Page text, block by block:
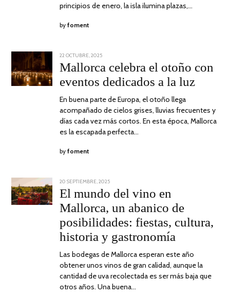
principios de enero, la isla ilumina plazas,…
byfoment
POSTED
ON
22 OCTUBRE, 2025
OCTUBRE,
2025
Mallorca celebra el otoño con
eventos dedicados a la luz
En buena parte de Europa, el otoño llega
acompañado de cielos grises, lluvias frecuentes y
días cada vez más cortos. En esta época, Mallorca
es la escapada perfecta…
byfoment
POSTED
ON
20 SEPTIEMBRE, 2025
SEPTIEMBRE,
2025
El mundo del vino en
Mallorca, un abanico de
posibilidades: fiestas, cultura,
historia y gastronomía
Las bodegas de Mallorca esperan este año
obtener unos vinos de gran calidad, aunque la
cantidad de uva recolectada es ser más baja que
otros años. Una buena…